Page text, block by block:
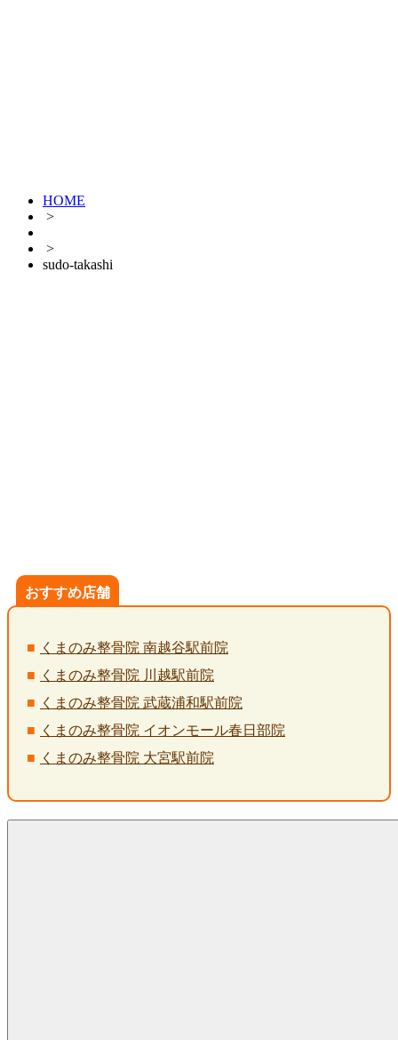
HOME
>
>
sudo-takashi
おすすめ店舗
くまのみ整骨院 南越谷駅前院
くまのみ整骨院 川越駅前院
くまのみ整骨院 武蔵浦和駅前院
くまのみ整骨院 イオンモール春日部院
くまのみ整骨院 大宮駅前院